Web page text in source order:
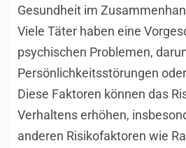
Gesundheit im
Viele Täter haben eine
psychischen Problemen,
Persönlichkeitsstörungen
Diese Faktoren können das
Verhaltens erhöhen,
anderen Risikofaktoren wie